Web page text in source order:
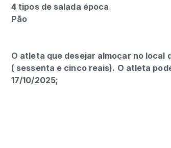
4 tipos de salada época
Pão
O atleta que desejar almoçar no local
( sessenta e cinco reais). O atleta
17/10/2025;